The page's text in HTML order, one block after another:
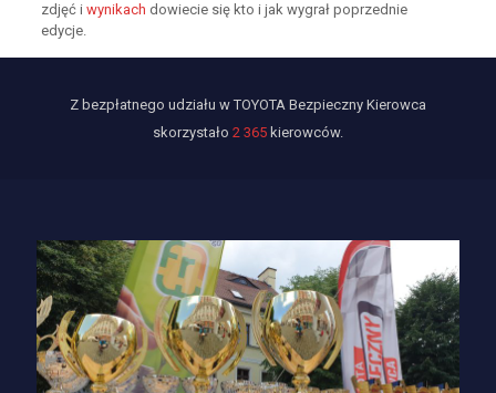
zdjęć i wynikach dowiecie się kto i jak wygrał poprzednie
edycje.
Z bezpłatnego udziału w TOYOTA Bezpieczny Kierowca
skorzystało 2 365 kierowców.